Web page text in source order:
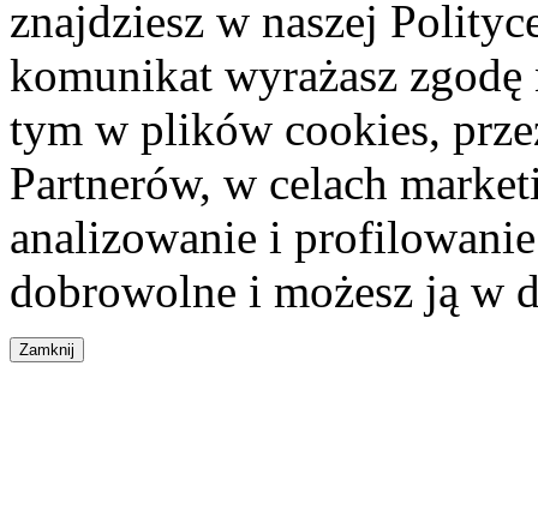
znajdziesz w naszej
komunikat wyrażasz
tym w plików cookies,
Partnerów, w celach
analizowanie i
dobrowolne i możesz ją w